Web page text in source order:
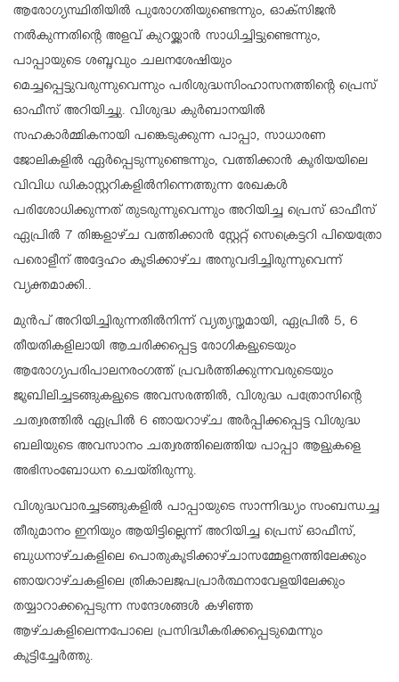
ആരോഗ്യസ്ഥിതിയില്‍ പുരോഗതിയുണ്ടെന്നും, ഓക്‌സിജന്‍
നല്‍കുന്നതിന്റെ അളവ് കുറയ്ക്കാന്‍ സാധിച്ചിട്ടുണ്ടെന്നും,
പാപ്പായുടെ ശബ്ദവും ചലനശേഷിയും
മെച്ചപ്പെട്ടുവരുന്നുവെന്നും പരിശുദ്ധസിംഹാസനത്തിന്റെ പ്രെസ്
ഓഫീസ് അറിയിച്ചു. വിശുദ്ധ കുര്‍ബാനയില്‍
സഹകാര്‍മ്മികനായി പങ്കെടുക്കുന്ന പാപ്പാ, സാധാരണ
ജോലികളില്‍ ഏര്‍പ്പെടുന്നുണ്ടെന്നും, വത്തിക്കാന്‍ കൂരിയയിലെ
വിവിധ ഡികാസ്റ്ററികളില്‍നിന്നെത്തുന്ന രേഖകള്‍
പരിശോധിക്കുന്നത് തുടരുന്നുവെന്നും അറിയിച്ച പ്രെസ് ഓഫീസ്
ഏപ്രില്‍ 7 തിങ്കളാഴ്ച വത്തിക്കാന്‍ സ്റ്റേറ്റ് സെക്രെട്ടറി പിയെത്രോ
പരൊളീന് അദ്ദേഹം കൂടിക്കാഴ്ച അനുവദിച്ചിരുന്നുവെന്ന്
വ്യക്തമാക്കി..
മുന്‍പ് അറിയിച്ചിരുന്നതില്‍നിന്ന് വ്യത്യസ്തമായി, ഏപ്രില്‍ 5, 6
തീയതികളിലായി ആചരിക്കപ്പെട്ട രോഗികളുടെയും
ആരോഗ്യപരിപാലനരംഗത്ത് പ്രവര്‍ത്തിക്കുന്നവരുടെയും
ജൂബിലിച്ചടങ്ങുകളുടെ അവസരത്തില്‍, വിശുദ്ധ പത്രോസിന്റെ
ചത്വരത്തില്‍ ഏപ്രില്‍ 6 ഞായറാഴ്ച അര്‍പ്പിക്കപ്പെട്ട വിശുദ്ധ
ബലിയുടെ അവസാനം ചത്വരത്തിലെത്തിയ പാപ്പാ ആളുകളെ
അഭിസംബോധന ചെയ്തിരുന്നു.
വിശുദ്ധവാരച്ചടങ്ങുകളില്‍ പാപ്പായുടെ സാന്നിദ്ധ്യം സംബന്ധച്ച
തീരുമാനം ഇനിയും ആയിട്ടില്ലെന്ന് അറിയിച്ച പ്രെസ് ഓഫീസ്,
ബുധനാഴ്ചകളിലെ പൊതുകൂടിക്കാഴ്ചാസമ്മേളനത്തിലേക്കും
ഞായറാഴ്ചകളിലെ ത്രികാലജപപ്രാര്‍ത്ഥനാവേളയിലേക്കും
തയ്യാറാക്കപ്പെടുന്ന സന്ദേശങ്ങള്‍ കഴിഞ്ഞ
ആഴ്ചകളിലെന്നപോലെ പ്രസിദ്ധീകരിക്കപ്പെടുമെന്നും
കൂട്ടിച്ചേര്‍ത്തു.